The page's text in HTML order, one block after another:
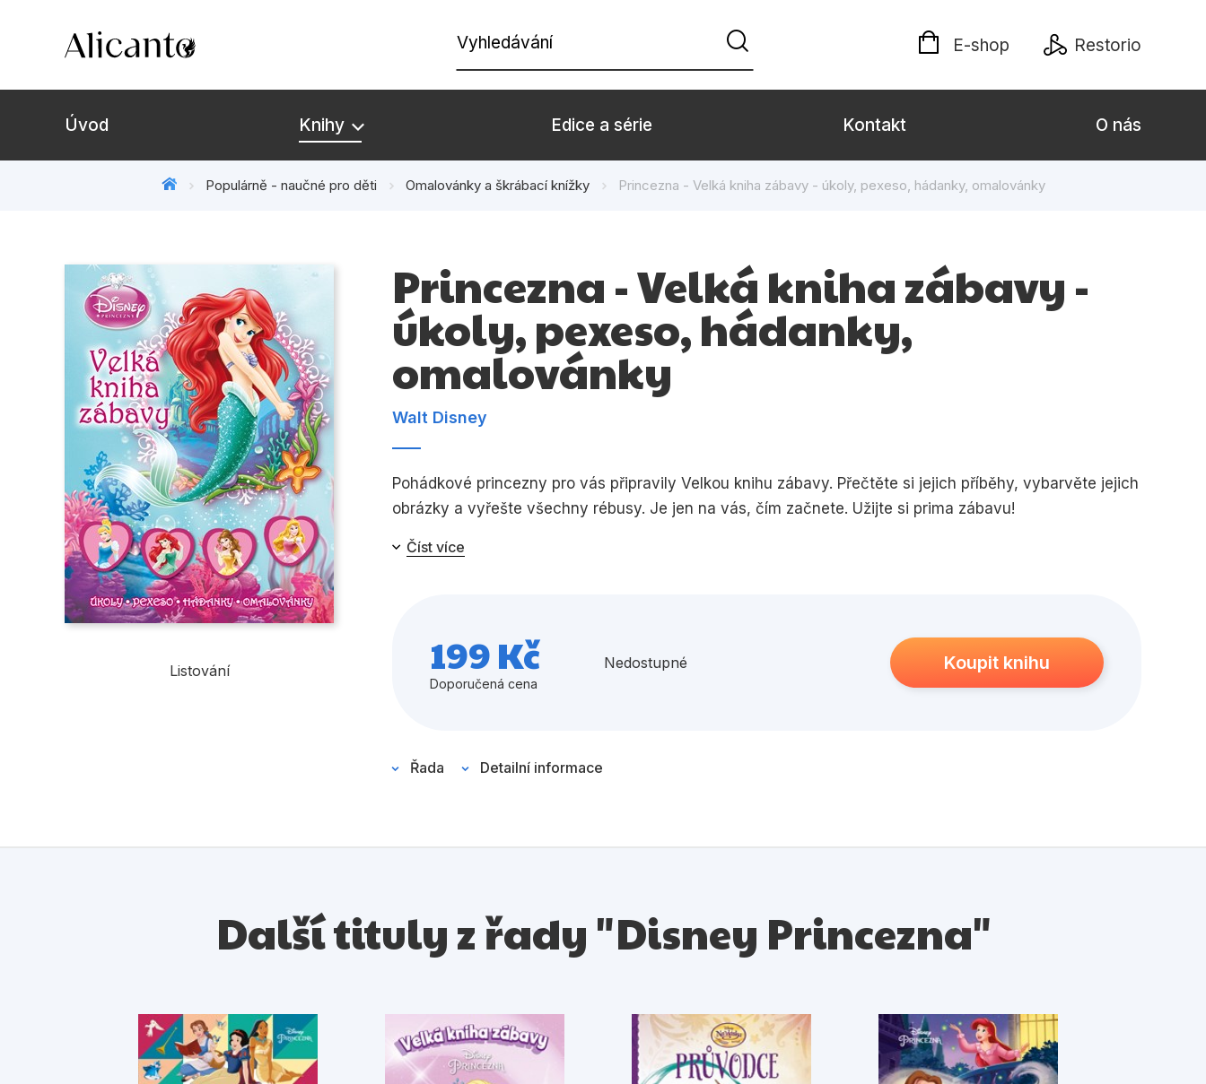
Vyhledávání E-shop Restorio
Úvod Knihy
Novinky
Připravujeme
Bestsellery
Tipy redakce
Beletrie pro děti Beletrie pro dospělé Dárkové publikace
Komiks Křížovky
Kuchařky Počítače
Populárně - naučná pro
dospělé
Populárně - naučné pro děti
Zdraví a životní styl
Edice a série Kontakt O nás
Populárně - naučné pro děti Omalovánky a škrábací knížky Princezna - Velká kniha zábavy - úkoly, pexeso, hádanky, omalovánky
Listování
Princezna - Velká kniha zábavy -
úkoly, pexeso, hádanky,
omalovánky
Walt Disney
Pohádkové princezny pro vás připravily Velkou knihu zábavy. Přečtěte si jejich příběhy, vybarvěte jejich
obrázky a vyřešte všechny rébusy. Je jen na vás, čím začnete. Užijte si prima zábavu!
Číst více
199 Kč
Doporučená cena
Nedostupné Koupit knihu
Řada Detailní informace
Další tituly z řady "Disney Princezna"